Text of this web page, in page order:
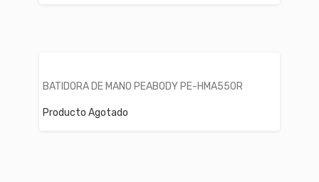
BATIDORA DE MANO PEABODY PE-HMA550R
Producto Agotado